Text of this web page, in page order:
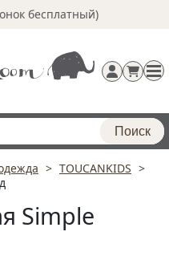
бесплатный)
Регистрация
Поиск
TOUCANKIDS
Simple